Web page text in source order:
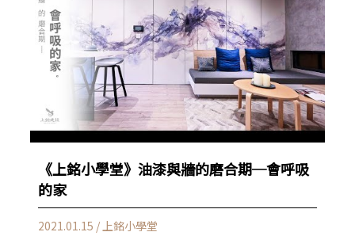
《上銘小學堂》油漆與牆的磨合期─會呼吸
的家
2021.01.15 / 上銘小學堂